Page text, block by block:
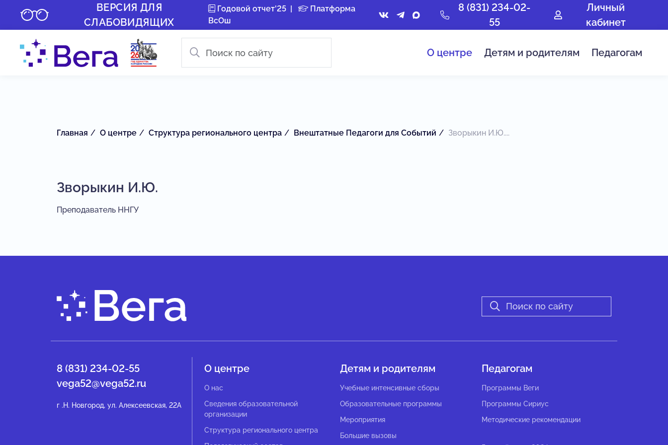
ВЕРСИЯ ДЛЯ
СЛАБОВИДЯЩИХ
Годовой отчет'25|
Платформа
ВсОш
8 (831) 234-02-
55
Личный
кабинет
О центре Детям и родителям Педагогам
Главная О центре Структура регионального центра Внештатные Педагоги для Событий Зворыкин И.Ю....
Зворыкин И.Ю.
Преподаватель ННГУ
8 (831) 234-02-55
vega52@vega52.ru
г .Н. Новгород, ул. Алексеевская, 22А
О центре
О нас
Сведения образовательной
организации
Структура регионального центра
Детям и родителям
Учебные интенсивные сборы
Образовательные программы
Мероприятия
Большие вызовы
Педагогам
Программы Веги
Программы Сириус
Методические рекомендации